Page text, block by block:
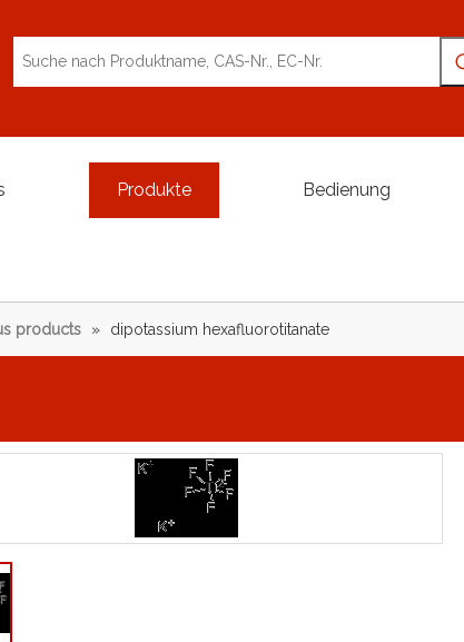
Produkte Bedienung
products » dipotassium hexafluorotitanate